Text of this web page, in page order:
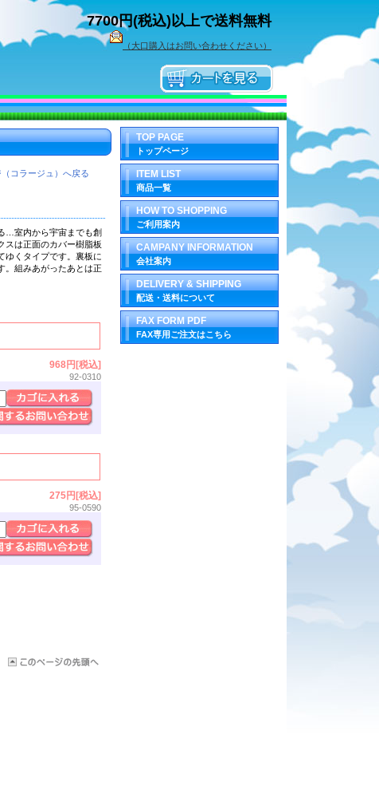
7700円(税込)以上で送料無料
（大口購入はお問い合わせください）
コラージュ）へ戻る
…室内から宇宙までも創
スは正面のカバー樹脂板
ゆくタイプです。裏板に
。組みあがったあとは正
968円[税込]
92-0310
275円[税込]
95-0590
TOP PAGE
トップページ
ITEM LIST
商品一覧
HOW TO SHOPPING
ご利用案内
CAMPANY INFORMATION
会社案内
DELIVERY & SHIPPING
配送・送料について
FAX FORM PDF
FAX専用ご注文はこちら